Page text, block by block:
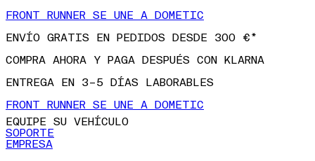
ENVÍO GRATIS EN PEDIDOS DESDE 300 €*
COMPRA AHORA Y PAGA DESPUÉS CON KLARNA
ENTREGA EN 3–5 DÍAS LABORABLES
FRONT RUNNER SE UNE A DOMETIC
EQUIPE SU VEHÍCULO
SOPORTE
EMPRESA